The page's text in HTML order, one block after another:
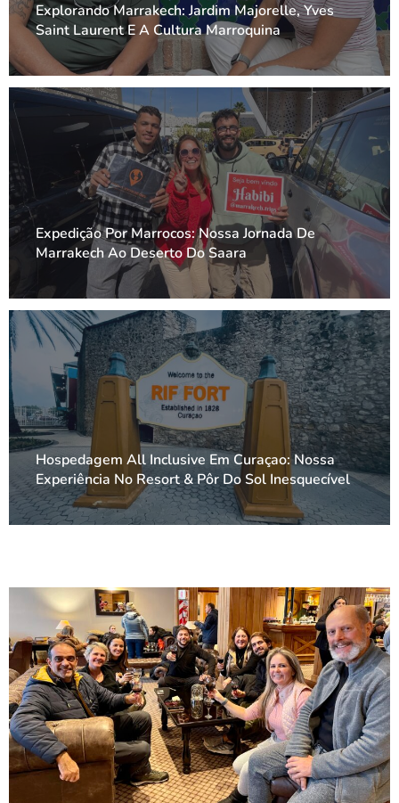
Explorando Marrakech: Jardim Majorelle, Yves
Saint Laurent E A Cultura Marroquina
Expedição Por Marrocos: Nossa Jornada De
Marrakech Ao Deserto Do Saara
Hospedagem All Inclusive Em Curaçao: Nossa
Experiência No Resort & Pôr Do Sol Inesquecível